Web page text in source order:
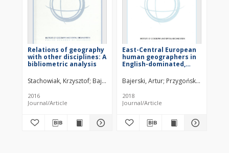
Relations of geography
with other disciplines: A
bibliometric analysis
Stachowiak, Krzysztof Bajerski, Artur
2016
Journal/Article
East-Central European
human geographers in
English-dominated,
international
publishing space
Bajerski, Artur Przygoński, Krzysztof
2018
Journal/Article